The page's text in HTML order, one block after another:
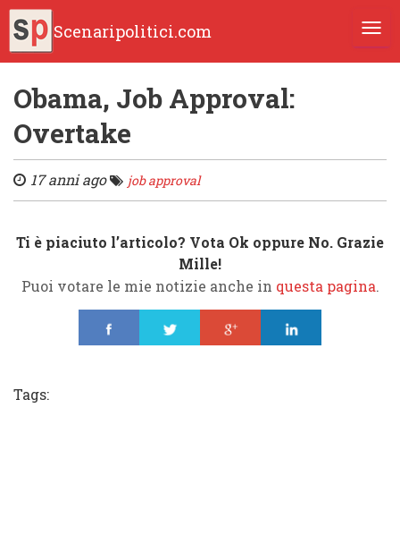
Scenaripolitici.com
Obama, Job Approval:
Overtake
17 anni ago job approval
Ti è piaciuto l’articolo? Vota Ok oppure No. Grazie
Mille!
Puoi votare le mie notizie anche in questa pagina.
Tags: